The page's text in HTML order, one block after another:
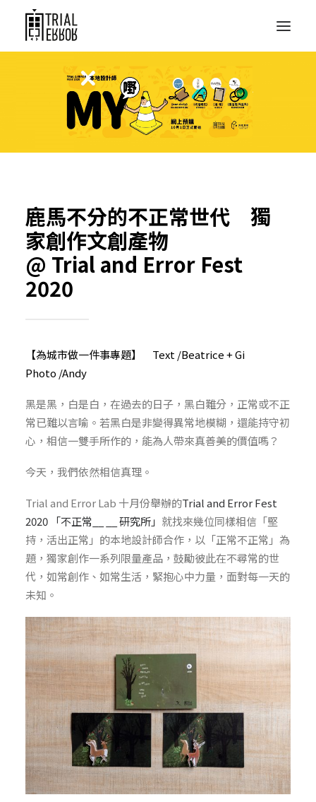
鹿馬不分的不正常世代 獨
家創作文創產物
@ Trial and Error Fest
2020
【為城市做一件事專題】 Text /Beatrice +Gi
Photo /Andy
黑是黑，白是白，在過去的日子，黑白難分，正常或不正
常已難以言喻。若黑白是非變得異常地模糊，還能持守初
心，相信一雙手所作的，能為人帶來真善美的價值嗎？
今天，我們依然相信真理。
Trial and Error Lab 十月份舉辦的Trial and Error Fest
2020 「不正常__ __ 研究所」 就找來幾位同樣相信「堅
持，活出正常」的本地設計師合作，以「正常不正常」為
題，獨家創作一系列限量產品，鼓勵彼此在不尋常的世
代，如常創作、如常生活，緊抱心中力量，面對每一天的
未知。